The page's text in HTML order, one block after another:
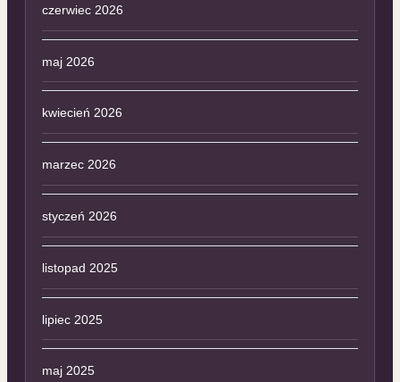
czerwiec 2026
maj 2026
kwiecień 2026
marzec 2026
styczeń 2026
listopad 2025
lipiec 2025
maj 2025